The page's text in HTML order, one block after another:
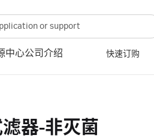
中心公司介绍 快速订购
器-非灭菌